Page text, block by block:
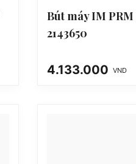
Bút máy IM PRM
2143650
4.133.000 VND